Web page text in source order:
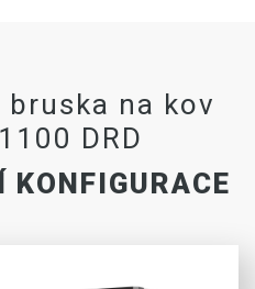
na kov
DRD